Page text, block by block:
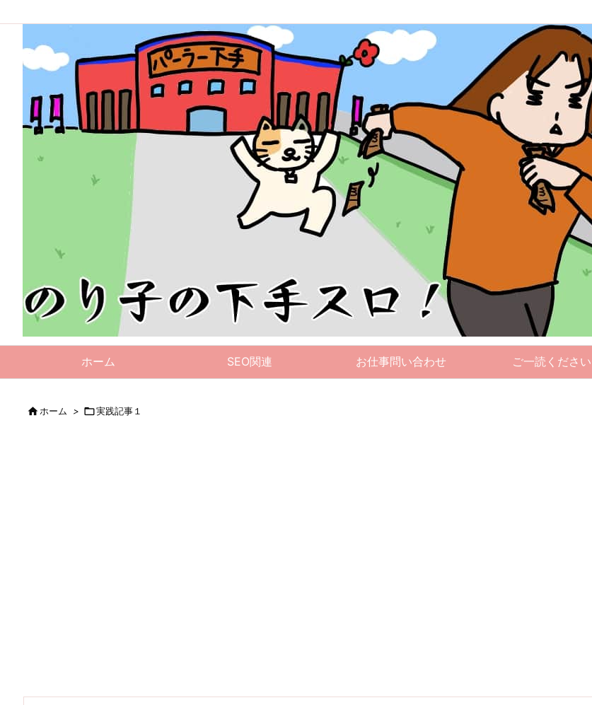
ホーム SEO関連 お仕事問い合わせ ご一読ください
ホーム > 実践記事１